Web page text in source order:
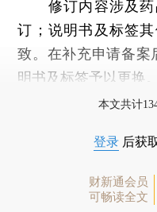
修订内容涉及药
订；说明书及标签
致。在补充申请备
明书及标签予以更换。
本文共计
登录 后获
财新通会员
可畅读全文